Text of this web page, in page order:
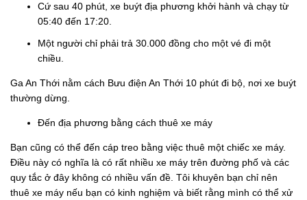
Cứ sau 40 phút, xe buýt địa phương khởi hành và chạy từ
05:40 đến 17:20.
Một người chỉ phải trả 30.000 đồng cho một vé đi một
chiều.
Ga An Thới nằm cách Bưu điện An Thới 10 phút đi bộ, nơi xe buýt
thường dừng.
Đến địa phương bằng cách thuê xe máy
Bạn cũng có thể đến cáp treo bằng việc thuê một chiếc xe máy.
Điều này có nghĩa là có rất nhiều xe máy trên đường phố và các
quy tắc ở đây không có nhiều vấn đề. Tôi khuyên bạn chỉ nên
thuê xe máy nếu bạn có kinh nghiệm và biết rằng mình có thể xử